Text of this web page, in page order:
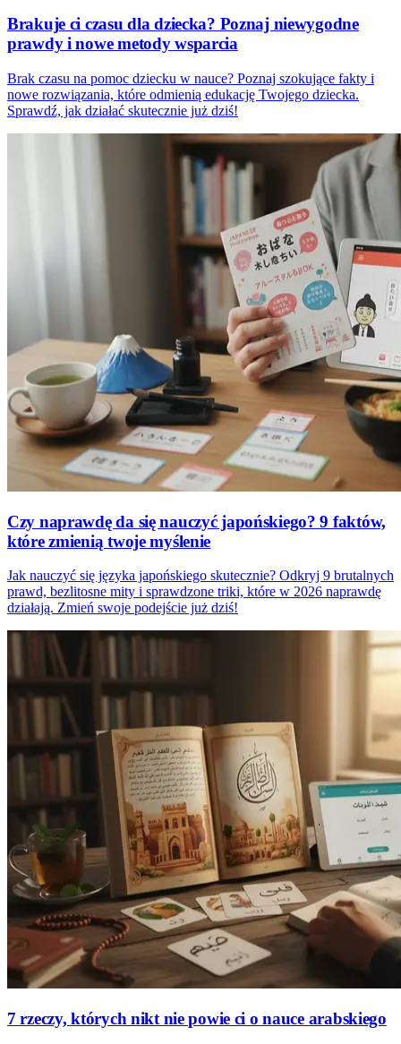
Brakuje ci czasu dla dziecka? Poznaj niewygodne
prawdy i nowe metody wsparcia
Brak czasu na pomoc dziecku w nauce? Poznaj szokujące fakty i
nowe rozwiązania, które odmienią edukację Twojego dziecka.
Sprawdź, jak działać skutecznie już dziś!
Czy naprawdę da się nauczyć japońskiego? 9 faktów,
które zmienią twoje myślenie
Jak nauczyć się języka japońskiego skutecznie? Odkryj 9 brutalnych
prawd, bezlitosne mity i sprawdzone triki, które w 2026 naprawdę
działają. Zmień swoje podejście już dziś!
7 rzeczy, których nikt nie powie ci o nauce arabskiego